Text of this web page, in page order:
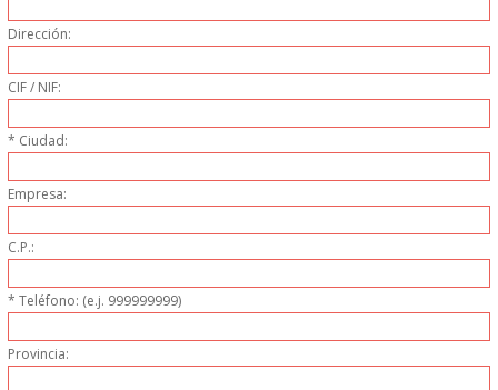
SERVICIO TECNICO
ALMACEN Y TRANSPORTE
COMPLEMENTOS DE BA�O
COMPLEMENTOS DE MESA
CRISTALERIA
Dirección:
CIF / NIF:
* Ciudad:
Empresa:
C.P.:
* Teléfono: (e.j. 999999999)
Provincia: